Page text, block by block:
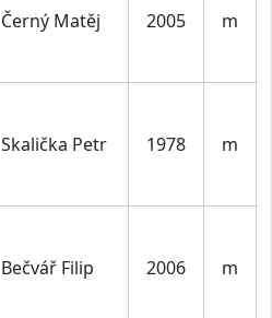
Černý Matěj 2005 m
Skalička Petr 1978 m
Bečvář Filip 2006 m